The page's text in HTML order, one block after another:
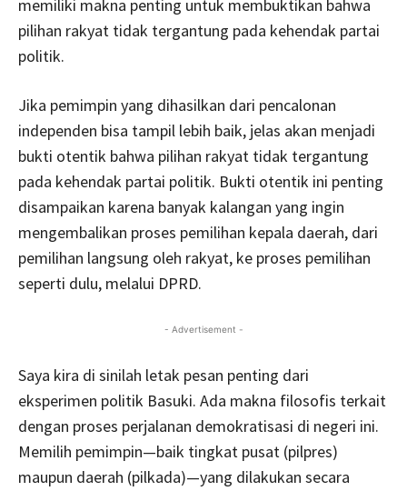
memiliki makna penting untuk membuktikan bahwa
pilihan rakyat tidak tergantung pada kehendak partai
politik.
Jika pemimpin yang dihasilkan dari pencalonan
independen bisa tampil lebih baik, jelas akan menjadi
bukti otentik bahwa pilihan rakyat tidak tergantung
pada kehendak partai politik. Bukti otentik ini penting
disampaikan karena banyak kalangan yang ingin
mengembalikan proses pemilihan kepala daerah, dari
pemilihan langsung oleh rakyat, ke proses pemilihan
seperti dulu, melalui DPRD.
- Advertisement -
Saya kira di sinilah letak pesan penting dari
eksperimen politik Basuki. Ada makna filosofis terkait
dengan proses perjalanan demokratisasi di negeri ini.
Memilih pemimpin—baik tingkat pusat (pilpres)
maupun daerah (pilkada)—yang dilakukan secara